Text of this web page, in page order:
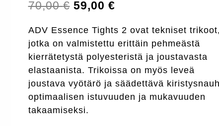
70,00€ Alkuperäinen
oli:
70,00 €.
59,00 €Nykyinen
on:
59,00 €.
ADV Essence Tights 2 ovat tekniset
jotka on valmistettu erittäin pehmeästä
kierrätetystä polyesteristä ja joustavasta
elastaanista. Trikoissa on myös leveä
joustava vyötärö ja säädettävä
optimaalisen istuvuuden ja mukavuuden
takaamiseksi.